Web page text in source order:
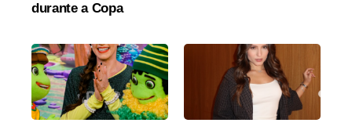
durante a Copa